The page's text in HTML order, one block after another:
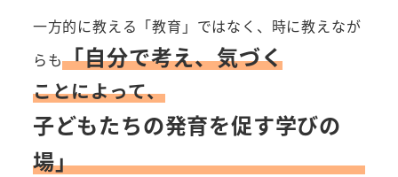
一方的に教える「教育」ではなく、時に教えなが
らも「自分で考え、気づく
ことによって、
子どもたちの発育を促す学びの
場」